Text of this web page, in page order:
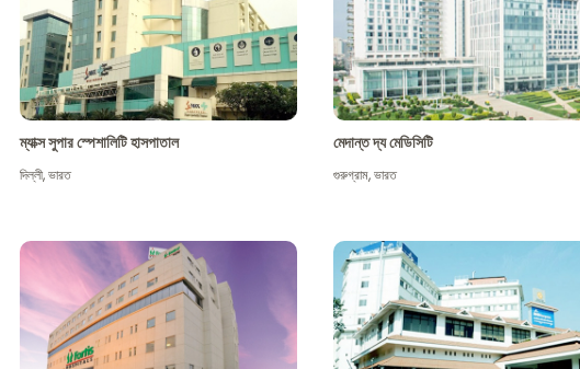
ম্যাক্স সুপার স্পেশালিটি হাসপাতাল
দিল্লী,ভারত
মেদান্ত দ্য মেডিসিটি
গুরুগ্রাম,ভারত